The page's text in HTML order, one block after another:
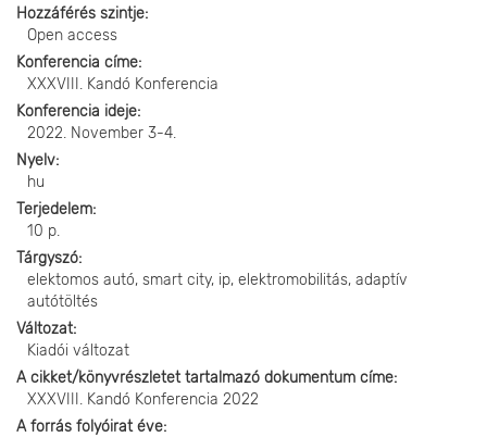
Hozzáférés szintje
Open access
Konferencia címe
XXXVIII. Kandó Konferencia
Konferencia ideje
2022. November 3-4.
Nyelv
hu
Terjedelem
10 p.
Tárgyszó
elektomos autó, smart city, ip, elektromobilitás, adaptív
autótöltés
Változat
Kiadói változat
A cikket/könyvrészletet tartalmazó dokumentum címe
XXXVIII. Kandó Konferencia 2022
A forrás folyóirat éve